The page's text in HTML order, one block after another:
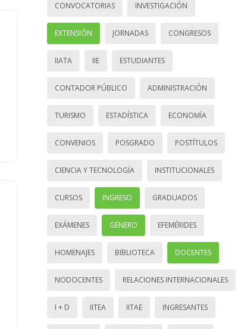
CONVOCATORIAS INVESTIGACIÓN
EXTENSIÓN JORNADAS CONGRESOS
IIATA IIE ESTUDIANTES
CONTADOR PÚBLICO ADMINISTRACIÓN
TURISMO ESTADÍSTICA ECONOMÍA
CONVENIOS POSGRADO POSTÍTULOS
CIENCIA Y TECNOLOGÍA INSTITUCIONALES
CURSOS INGRESO GRADUADOS
EXÁMENES GÉNERO EFEMÉRIDES
HOMENAJES BIBLIOTECA DOCENTES
NODOCENTES RELACIONES INTERNACIONALES
I + D IITEA IITAE INGRESANTES